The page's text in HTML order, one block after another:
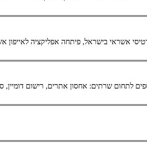
אשראי בישראל, פיתחה אפליקציה לאייפון